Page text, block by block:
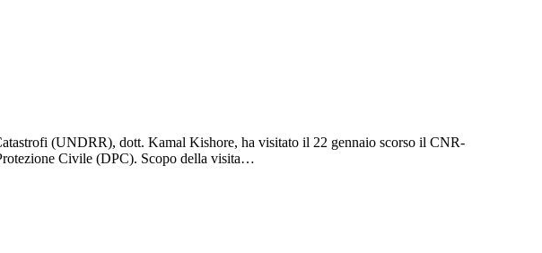
(UNDRR), dott. Kamal Kishore, ha visitato il 22 gennaio scorso il CNR-
Civile (DPC). Scopo della visita…